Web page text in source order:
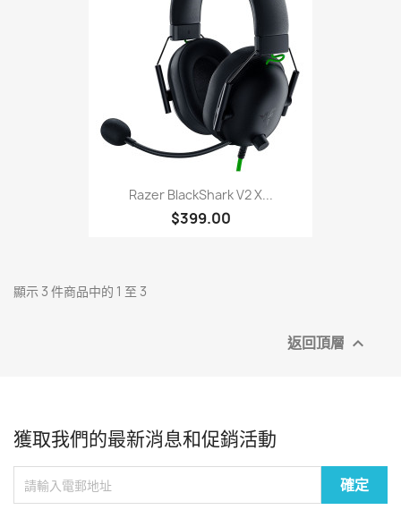
Razer BlackShark V2 X...
$399.00
顯示 3 件商品中的 1 至 3
返回頂層 
獲取我們的最新消息和促銷活動